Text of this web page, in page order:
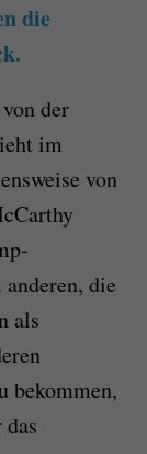
die
der
im
von
die
als
bekommen,